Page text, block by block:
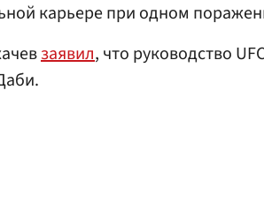
карьере при одном
заявил, что руководство